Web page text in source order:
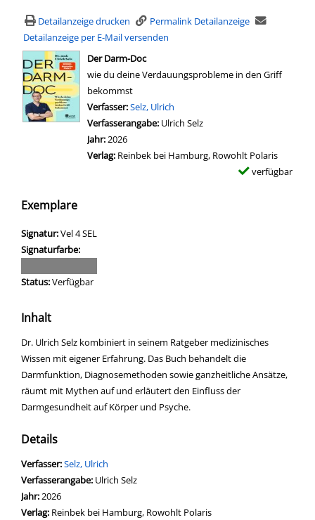
Detailanzeige drucken
Permalink Detailanzeige
Detailanzeige per E-Mail versenden
wird in neuem Tab geöffnet
Der Darm-Doc
wie du deine Verdauungsprobleme in den Griff
bekommst
Verfasser:Suche nach diesem Verfasser
Selz, Ulrich
Verfasserangabe: Ulrich Selz
Jahr:2026
Verlag: Reinbek bei Hamburg, Rowohlt Polaris
verfügbar
Exemplare
Signatur:Vel 4 SEL
Signaturfarbe:
Status:Verfügbar
Inhalt
Dr. Ulrich Selz kombiniert in seinem Ratgeber medizinisches
Wissen mit eigener Erfahrung. Das Buch behandelt die
Darmfunktion, Diagnosemethoden sowie ganzheitliche Ansätze,
räumt mit Mythen auf und erläutert den Einfluss der
Darmgesundheit auf Körper und Psyche.
Details
Verfasser:Suche nach diesem Verfasser
Selz, Ulrich
Verfasserangabe: Ulrich Selz
Jahr:2026
Verlag: Reinbek bei Hamburg, Rowohlt Polaris